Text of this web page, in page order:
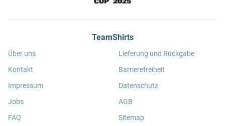
TeamShirts
Über uns
Kontakt
Impressum
Jobs
FAQ
Lieferung und Rückgabe
Barrierefreiheit
Datenschutz
AGB
Sitemap